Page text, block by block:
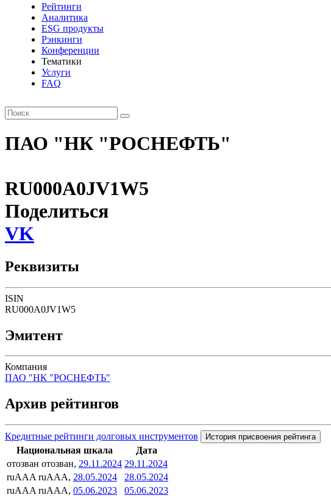
Рейтинги
Аналитика
ESG продукты
Рэнкинги
Конференции
Тематики
Услуги
FAQ
ПАО "НК "РОСНЕФТЬ"
RU000A0JV1W5
Поделиться
VK
Реквизиты
ISIN
RU000A0JV1W5
Эмитент
Компания
ПАО "НК "РОСНЕФТЬ"
Архив рейтингов
Кредитные рейтинги долговых инструментов История присвоения рейтинга
Национальная шкала
Дата
отозван отозван, 29.11.2024 29.11.2024
ruAAA ruAAA, 28.05.2024
28.05.2024
ruAAA ruAAA, 05.06.2023
05.06.2023